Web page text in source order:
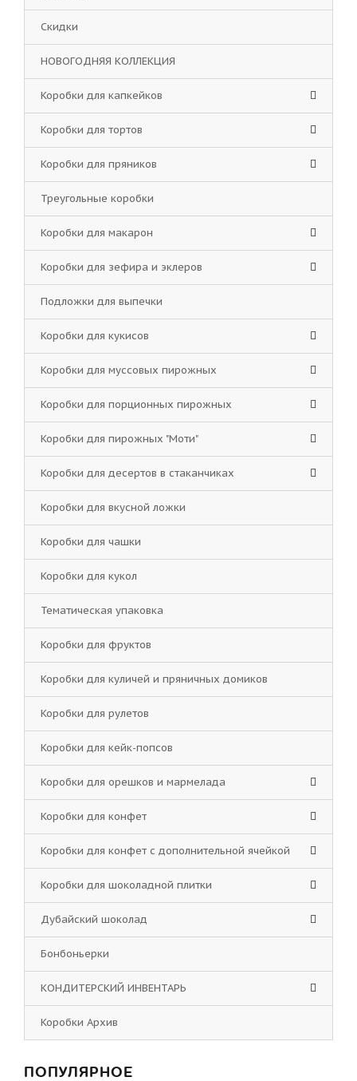
Скидки
НОВОГОДНЯЯ КОЛЛЕКЦИЯ
Коробки для капкейков
Коробки для тортов
Коробки для пряников
Треугольные коробки
Коробки для макарон
Коробки для зефира и эклеров
Подложки для выпечки
Коробки для кукисов
Коробки для муссовых пирожных
Коробки для порционных пирожных
Коробки для пирожных "Моти"
Коробки для десертов в стаканчиках
Коробки для вкусной ложки
Коробки для чашки
Коробки для кукол
Тематическая упаковка
Коробки для фруктов
Коробки для куличей и пряничных домиков
Коробки для рулетов
Коробки для кейк-попсов
Коробки для орешков и мармелада
Коробки для конфет
Коробки для конфет с дополнительной ячейкой
Коробки для шоколадной плитки
Дубайский шоколад
Бонбоньерки
КОНДИТЕРСКИЙ ИНВЕНТАРЬ
Коробки Архив
ПОПУЛЯРНОЕ